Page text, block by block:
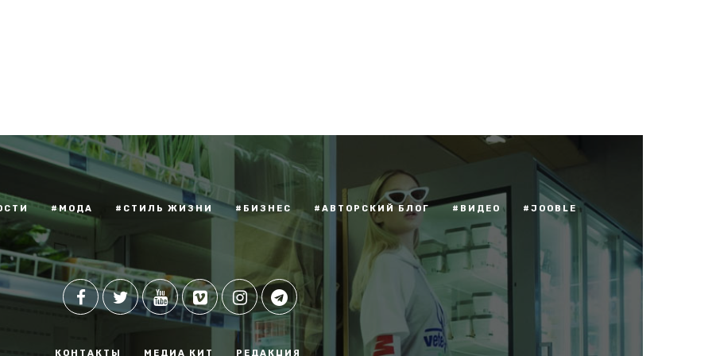
#МОДА #СТИЛЬ ЖИЗНИ #БИЗНЕС #АВТОРСКИЙ БЛОГ #ВИДЕО #JOOBLE
КОНТАКТЫ МЕДИА КИТ РЕДАКЦИЯ